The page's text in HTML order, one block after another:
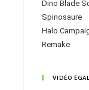
Dino Blade
Spinosaure
Halo
Remake
VIDÉO